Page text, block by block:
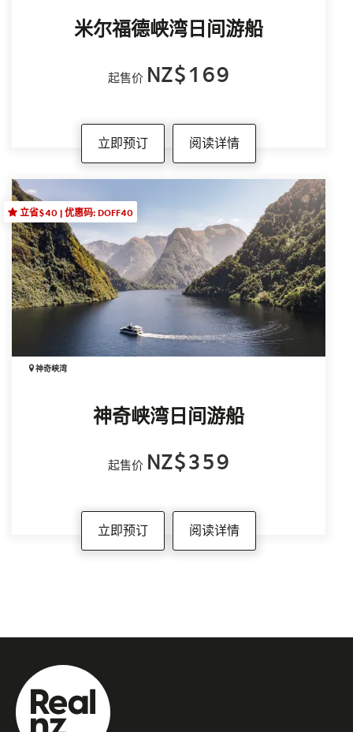
米尔福德峡湾日间游船
起售价 NZ$169
立即预订 阅读详情
立省$40 | 优惠码: DOFF40
神奇峡湾
神奇峡湾日间游船
起售价 NZ$359
立即预订 阅读详情